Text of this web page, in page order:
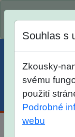
Spustili jsme
Menu Účet
Souhlas s
Zkousky-
svému
použití
Podrobné
webu